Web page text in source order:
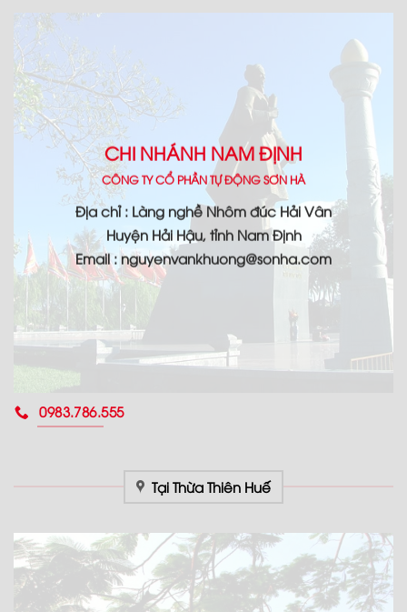
CHI NHÁNH NAM ĐỊNH
CÔNG TY CỔ PHẦN TỰ ĐỘNG SƠN HÀ
Địa chỉ : Làng nghề Nhôm đúc Hải Vân
Huyện Hải Hậu, tỉnh Nam Định
Email : nguyenvankhuong@sonha.com
0983.786.555
Tại Thừa Thiên Huế